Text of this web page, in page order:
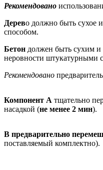
Рекомендовано
Дерево должно быть сухое
способом.
Бетон должен быть сухим и
неровности штукатурными
Рекомендовано
Компонент А тщательно
насадкой (не менее 2 мин).
В предварительно
поставляемый комплектно).